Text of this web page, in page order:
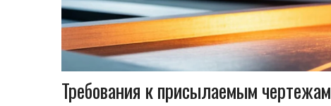
Требования к присылаемым чертежам